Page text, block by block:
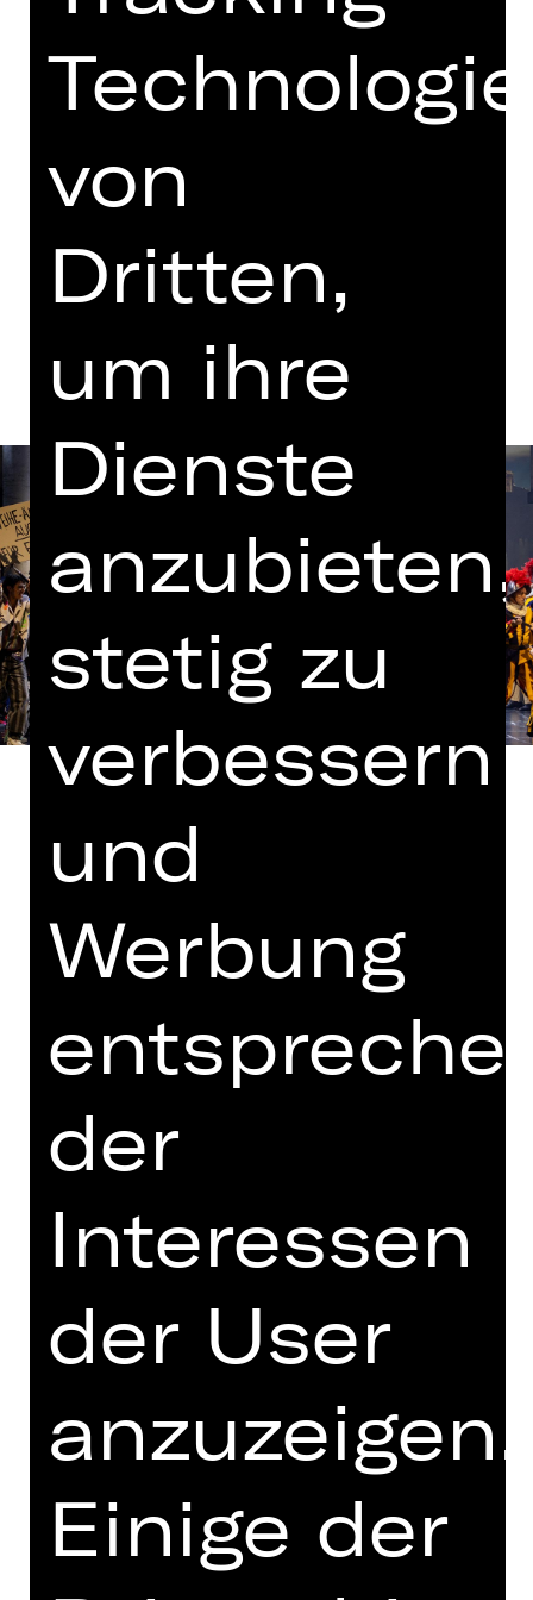
mit einer Pause
Vorstellung
18.30 Uhr Einführung
Termine und Besetzung
Gesangstexte von Tim Rice
In englischer Sprache mit deutschen
Übertiteln
Kooperation mit der Bayerischen
Theaterakademie August Everding,
München
Hinweis auf sensible Inhalte
Was wäre, wenn Jesus heute auf die
Erde zurückkommen würde? Wäre er
einverstanden mit dem, was sein
Stellvertreter macht? Oder wäre er
dringende Erneuerung der Kirche
fordern? Dieses Gedankenexperiment
hochaktuellen Inszenierung von
Andreas Gergen zugrunde. „Jesus
Christ Superstar“ erzählt die
Passionsgeschichte, bei der Jesus
und Judas auf der Suche nach dem
richtigen Weg immer wieder
aneinandergeraten. Der Geniestreich
von
Dritten,
um ihre
Dienste
anzubieten,
stetig zu
verbessern
und
Werbung
der
Interessen
der User
anzuzeigen.
Einige der